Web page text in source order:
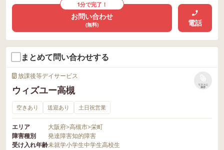
1分で完了！
お問い合わせ
(無料) 電話
まとめて問い合わせする
放課後等デイサービス
ウィズユー高槻
リストに
保存
空きあり 送迎あり 土日祝営業
エリア 大阪府>高槻市>栄町
障害種別
発達障害知的障害
受け入れ年齢未就学小学生中学生高校生